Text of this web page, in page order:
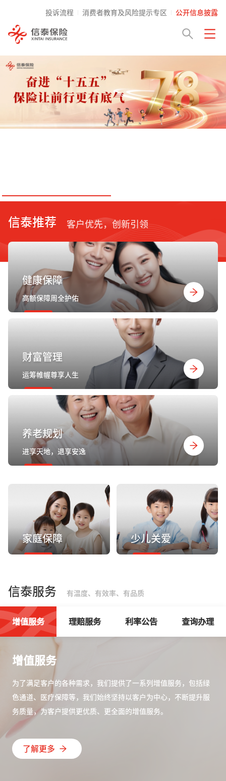
投诉流程 消费者教育及风险提示专区 公开信息披露
信泰推荐 客户优先，创新引领
健康保障
高额保障周全护佑
财富管理
运筹帷幄尊享人生
养老规划
进享天地，退享安逸
家庭保障 少儿关爱
信泰服务 有温度、有效率、有品质
增值服务
为了满足客户的各种需求，我们提供了一系列增值服务，包括绿
色通道、医疗保障等，我们始终坚持以客户为中心，不断提升服
务质量，为客户提供更优质、更全面的增值服务。
了解更多
增值服务 理赔服务 利率公告 查询办理